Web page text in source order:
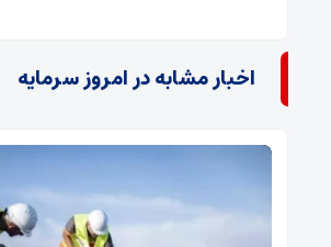
اخبار مشابه در امروز سرمایه